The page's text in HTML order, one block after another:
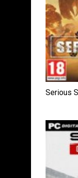
Serious